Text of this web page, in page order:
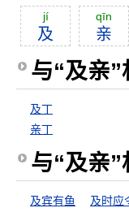
jí
及
qīn
亲
与“及亲
及丁
亲丁
与“及亲
及宾有鱼 及时应